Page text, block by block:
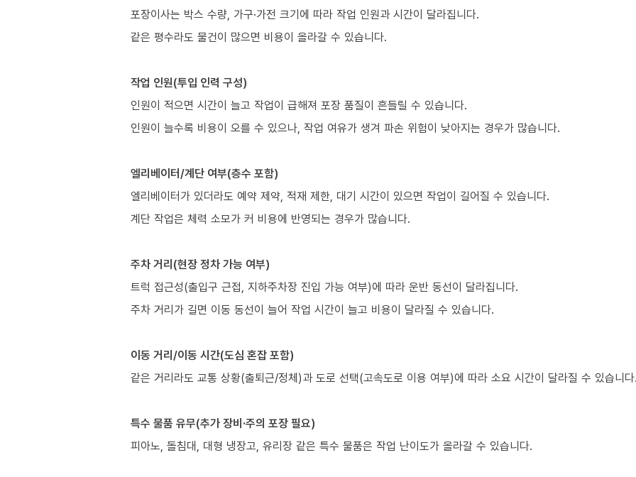
포장이사는 박스 수량, 가구·가전 크기에 따라 작업 인원과 시간이 달라집니다.
같은 평수라도 물건이 많으면 비용이 올라갈 수 있습니다.
작업 인원(투입 인력 구성)
인원이 적으면 시간이 늘고 작업이 급해져 포장 품질이 흔들릴 수 있습니다.
인원이 늘수록 비용이 오를 수 있으나, 작업 여유가 생겨 파손 위험이 낮아지는 경우가 많습니다.
엘리베이터/계단 여부(층수 포함)
엘리베이터가 있더라도 예약 제약, 적재 제한, 대기 시간이 있으면 작업이 길어질 수 있습니다.
계단 작업은 체력 소모가 커 비용에 반영되는 경우가 많습니다.
주차 거리(현장 정차 가능 여부)
트럭 접근성(출입구 근접, 지하주차장 진입 가능 여부)에 따라 운반 동선이 달라집니다.
주차 거리가 길면 이동 동선이 늘어 작업 시간이 늘고 비용이 달라질 수 있습니다.
이동 거리/이동 시간(도심 혼잡 포함)
같은 거리라도 교통 상황(출퇴근/정체)과 도로 선택(고속도로 이용 여부)에 따라 소요 시간이 달라질 수 있습니
특수 물품 유무(추가 장비·주의 포장 필요)
피아노, 돌침대, 대형 냉장고, 유리장 같은 특수 물품은 작업 난이도가 올라갈 수 있습니다.